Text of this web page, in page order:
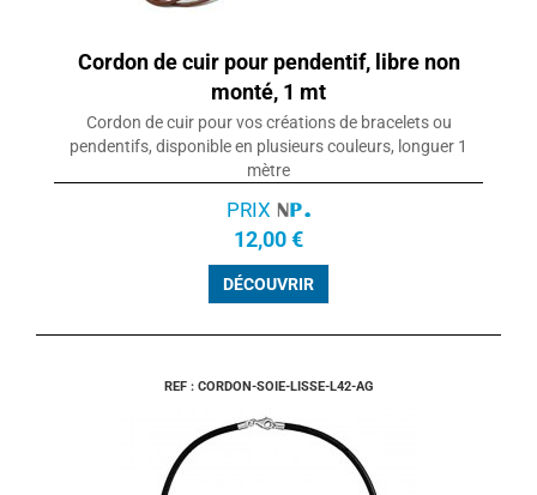
Cordon de cuir pour pendentif, libre non
monté, 1 mt
Cordon de cuir pour vos créations de bracelets ou
pendentifs, disponible en plusieurs couleurs, longuer 1
mètre
PRIX
12,00 €
DÉCOUVRIR
REF : CORDON-SOIE-LISSE-L42-AG